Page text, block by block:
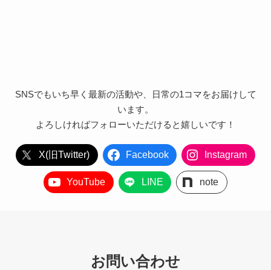
SNSでもいち早く最新の活動や、日常の1コマをお届けして
います。
よろしければフォローいただけると嬉しいです！
X(旧Twitter) Facebook Instagram
YouTube LINE note
お問い合わせ